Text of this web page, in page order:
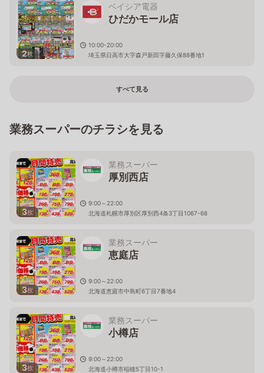
2枚
ベイシア電器
ひだかモール店
10:00-20:00
埼玉県日高市大字森戸新田字藤久保88番地1
すべて見る
業務スーパーのチラシを見る
3枚
業務スーパー
厚別西店
9:00～22:00
北海道札幌市厚別区厚別西4条3丁目1067-68
3枚
業務スーパー
恵庭店
9:00～22:00
北海道恵庭市中島町6丁目7番地4
3枚
業務スーパー
小樽店
9:00～22:00
北海道小樽市稲穂5丁目10-1